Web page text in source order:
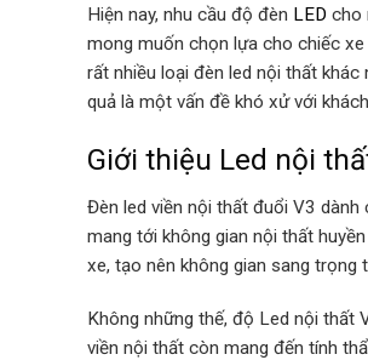
Hiện nay, nhu cầu độ đèn LED cho
mong muốn chọn lựa cho chiếc
rất nhiều loại đèn led nội thất
quả là một vấn đề khó xử với
Giới thiệu Led nội
Đèn led viền nội thất đuổi V3
mang tới không gian nội thất
xe, tạo nên không gian sang
Không những thế, độ Led nội thất
viền nội thất còn mang đến tính